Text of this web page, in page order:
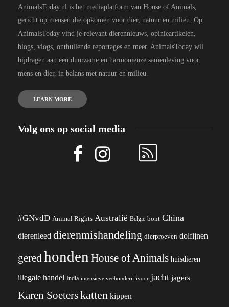
AnimalsToday.nl is het mediaplatform van House of Animals,
gericht op mensen die opkomen voor dier, natuur en milieu. Op
AnimalsToday vind je relevant dierennieuws, opinieartikelen,
blogs, vlogs, onthullende reportages en meer. AnimalsToday wil
bijdragen aan een duurzame en harmonieuze samenleving voor
mens en dier, in balans met natuur en milieu.
LEARN MORE
Volg ons op social media
#GNvdD Animal Rights Australië België bont China
dierenleed dierenmishandeling dierproeven dolfijnen
gered honden House of Animals huisdieren
illegale handel India intensieve veehouderij ivoor jacht jagers
Karen Soeterskatten kippen